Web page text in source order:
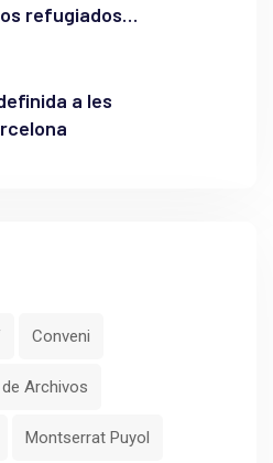
refugiados
a les
Conveni
Archivos
Montserrat Puyol